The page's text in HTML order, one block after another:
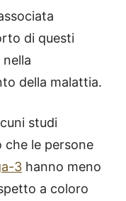
di questi
della malattia.
studi
che le persone
3 hanno meno
a coloro